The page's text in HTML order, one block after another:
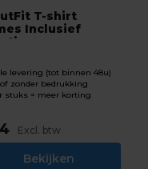
T-shirt
Inclusief
levering (tot binnen 48u)
zonder bedrukking
stuks = meer korting
Excl. btw
Bekijken